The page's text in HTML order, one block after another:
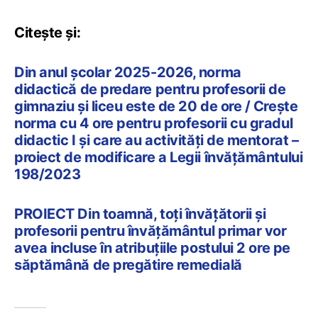
Citește și:
Din anul școlar 2025-2026, norma
didactică de predare pentru profesorii de
gimnaziu și liceu este de 20 de ore / Crește
norma cu 4 ore pentru profesorii cu gradul
didactic I și care au activități de mentorat –
proiect de modificare a Legii învățământului
198/2023
PROIECT Din toamnă, toți învățătorii și
profesorii pentru învățământul primar vor
avea incluse în atribuțiile postului 2 ore pe
săptămână de pregătire remedială